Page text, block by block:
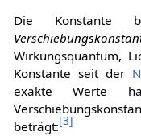
Die Konstante b
Wirkungsquantum,
Konstante seit der
exakte Werte
beträgt:[3]